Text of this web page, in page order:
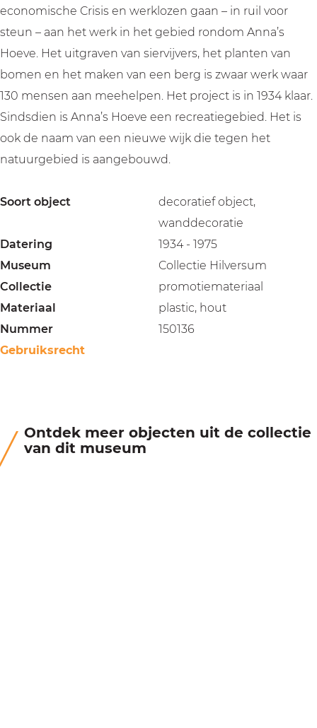
economische Crisis en werklozen gaan – in ruil voor
steun – aan het werk in het gebied rondom Anna’s
Hoeve. Het uitgraven van siervijvers, het planten van
bomen en het maken van een berg is zwaar werk waar
130 mensen aan meehelpen. Het project is in 1934 klaar.
Sindsdien is Anna’s Hoeve een recreatiegebied. Het is
ook de naam van een nieuwe wijk die tegen het
natuurgebied is aangebouwd.
Soort object
decoratief object,
wanddecoratie
Datering
1934 - 1975
Museum
Collectie Hilversum
Collectie
promotiemateriaal
Materiaal
plastic, hout
Nummer
150136
Gebruiksrecht
Ontdek meer objecten uit de collectie
van dit museum